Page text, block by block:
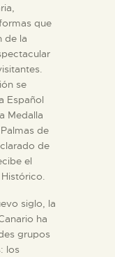
que
de la
se
Español
Medalla
de
de
el
siglo, la
ha
grupos
los